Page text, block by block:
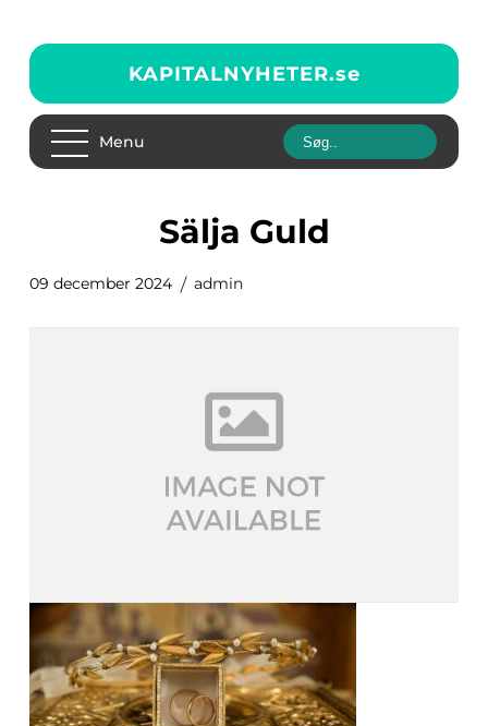
KAPITALNYHETER.se
Menu
Sälja Guld
09 december 2024 admin